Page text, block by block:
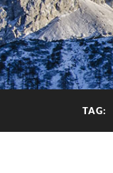
TAG: